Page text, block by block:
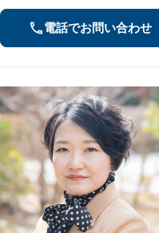
電話でお問い合わせ